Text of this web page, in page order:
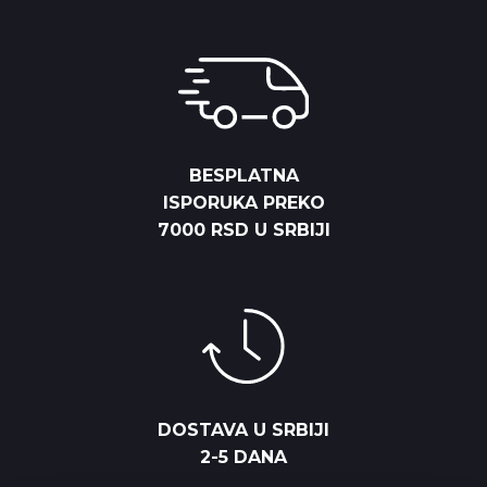
BESPLATNA
ISPORUKA PREKO
7000 RSD U SRBIJI
DOSTAVA U SRBIJI
2-5 DANA